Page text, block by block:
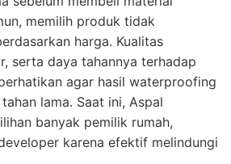
memilih produk tidak
harga. Kualitas
serta daya tahannya terhadap
agar hasil waterproofing
lama. Saat ini, Aspal
banyak pemilik rumah,
karena efektif melindungi